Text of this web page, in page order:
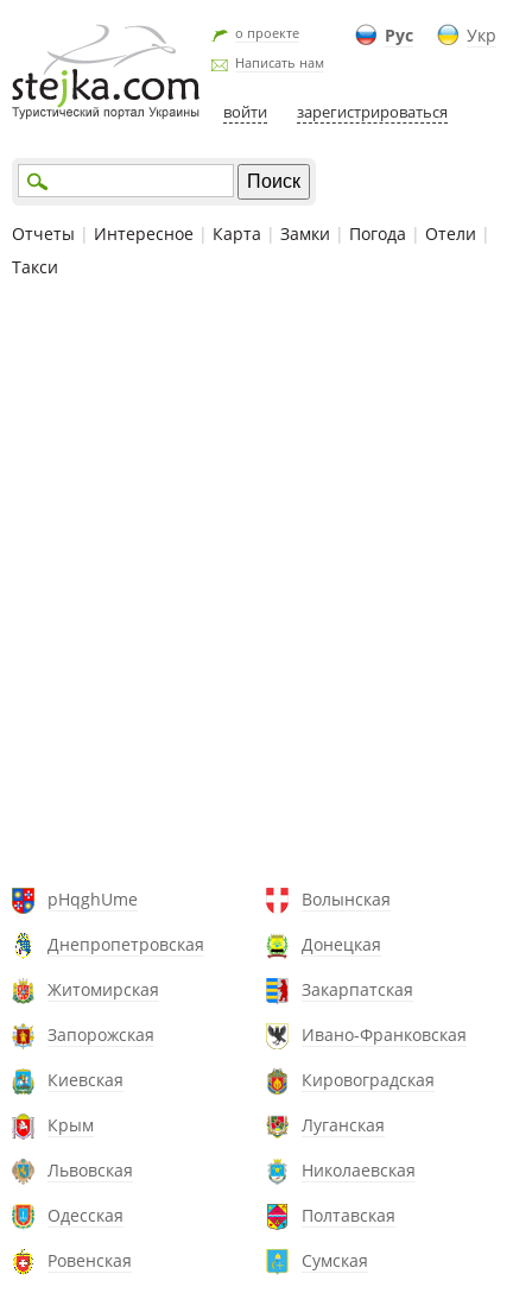
Рус Укр
о проекте
Написать нам
войти зарегистрироваться
Отчеты | Интересное | Карта | Замки | Погода | Отели |
Такси
pHqghUme
Волынская
Днепропетровская
Донецкая
Житомирская
Закарпатская
Запорожская
Ивано-Франковская
Киевская
Кировоградская
Крым
Луганская
Львовская
Николаевская
Одесская
Полтавская
Ровенская
Сумская